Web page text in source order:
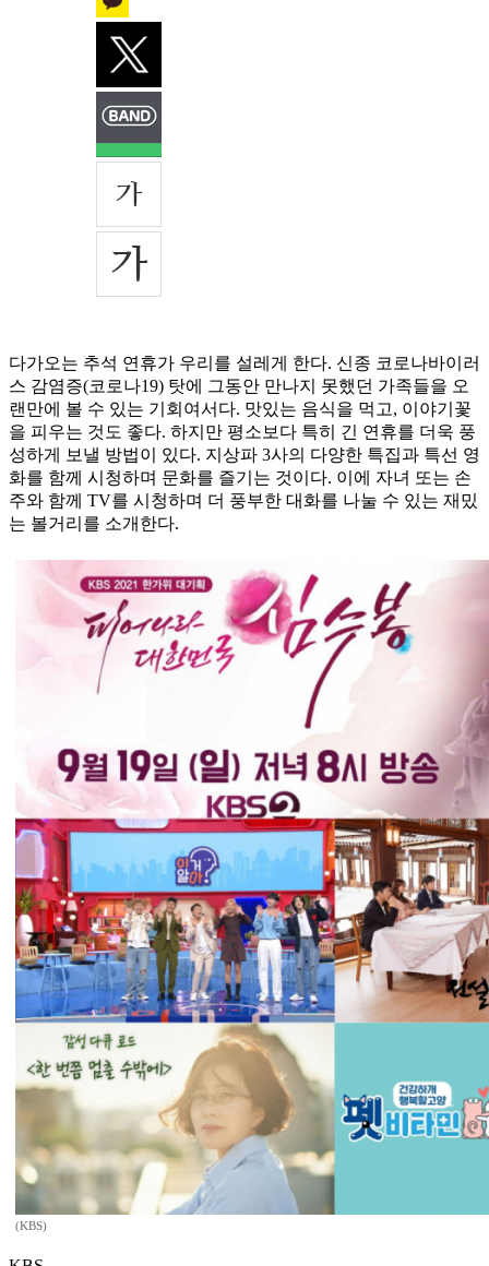
다가오는 추석 연휴가 우리를 설레게 한다. 신종 코로나바이러
스 감염증(코로나19) 탓에 그동안 만나지 못했던 가족들을 오
랜만에 볼 수 있는 기회여서다. 맛있는 음식을 먹고, 이야기꽃
을 피우는 것도 좋다. 하지만 평소보다 특히 긴 연휴를 더욱 풍
성하게 보낼 방법이 있다. 지상파 3사의 다양한 특집과 특선 영
화를 함께 시청하며 문화를 즐기는 것이다. 이에 자녀 또는 손
주와 함께 TV를 시청하며 더 풍부한 대화를 나눌 수 있는 재밌
는 볼거리를 소개한다.
(KBS)